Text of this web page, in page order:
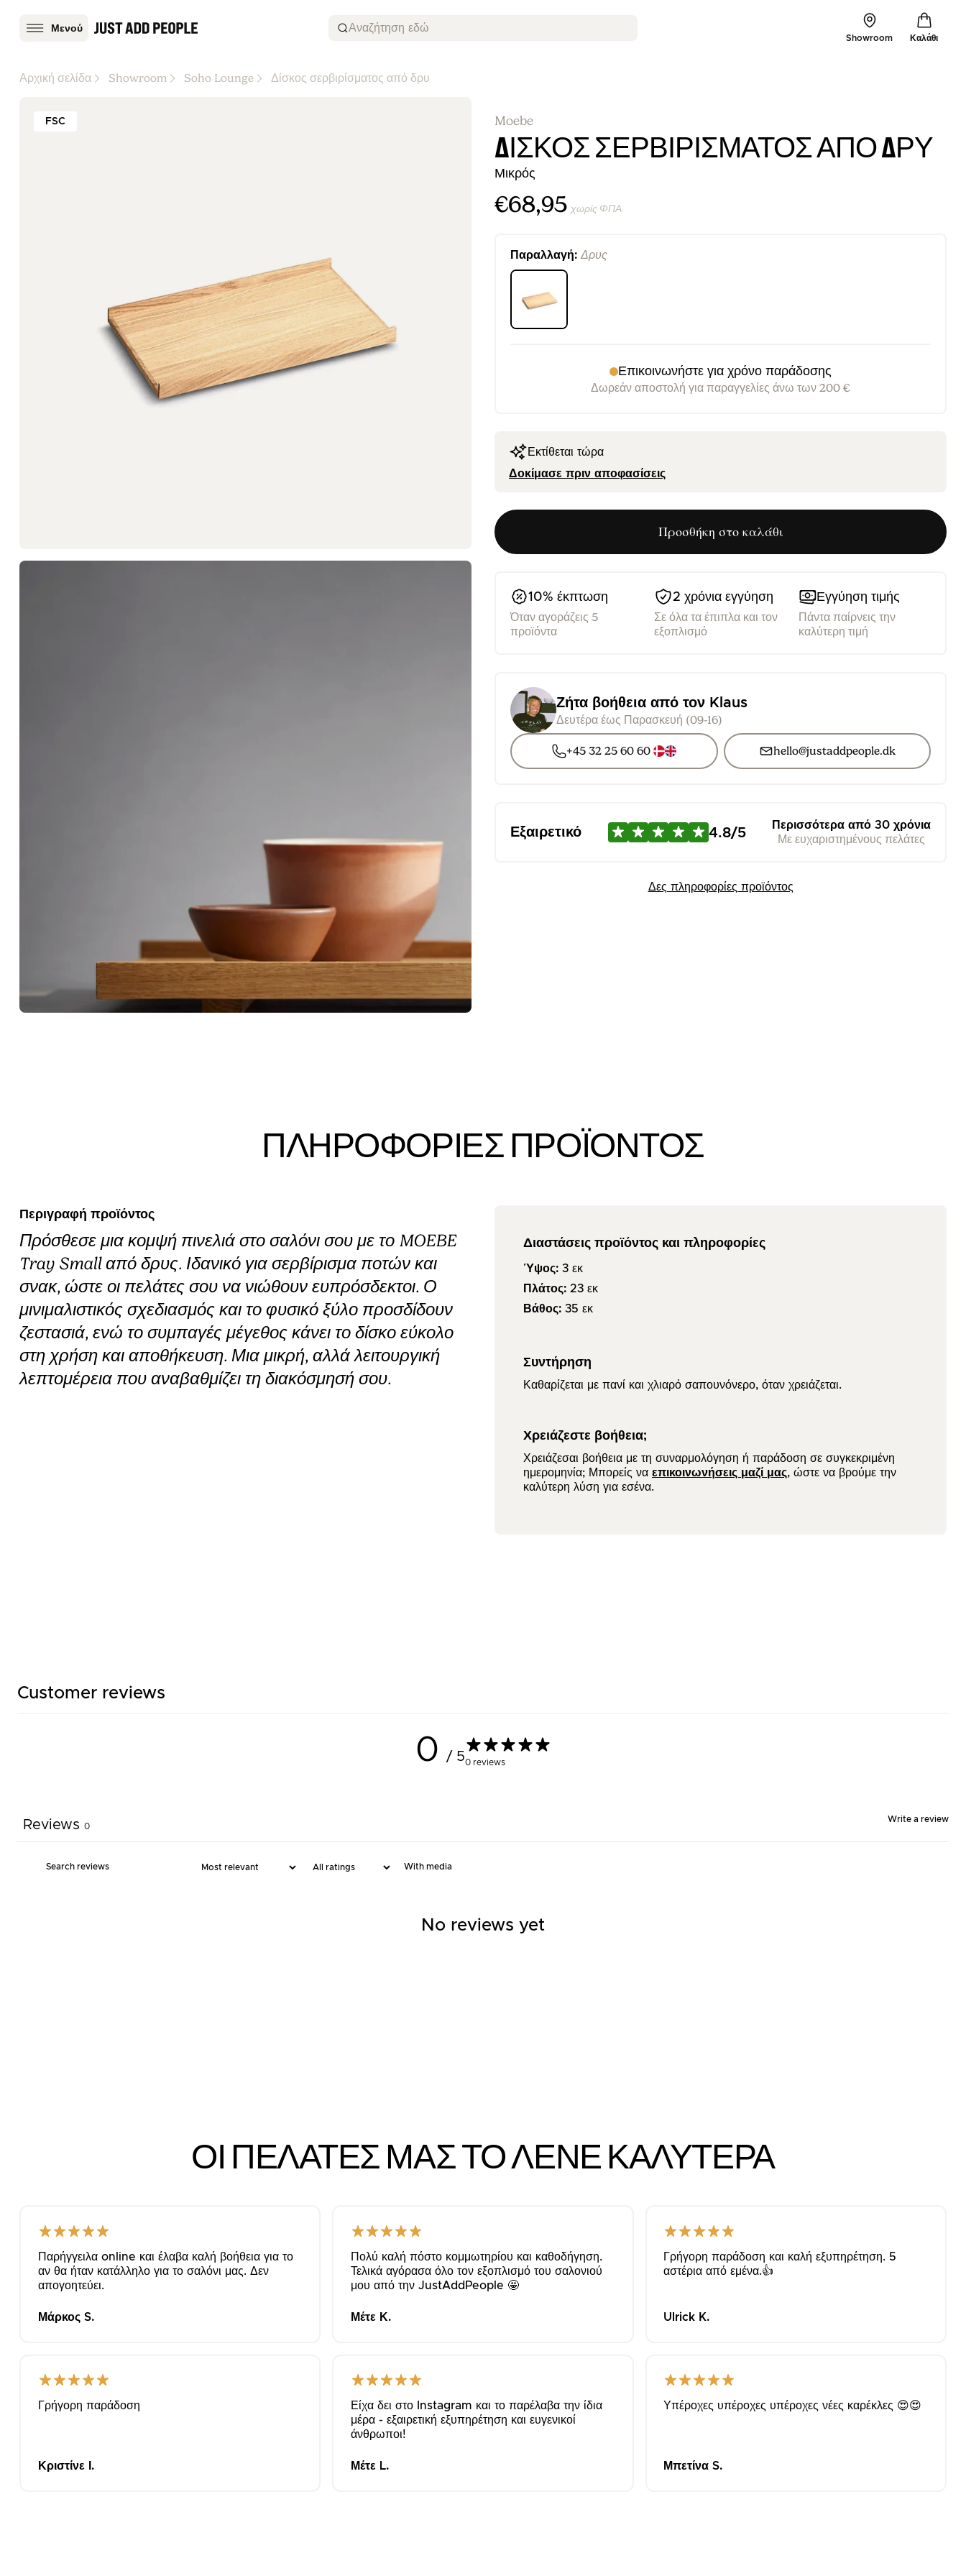
Μενού Αναζήτηση εδώ
Showroom Καλάθι
Αρχική σελίδα Showroom Soho Lounge Δίσκος σερβιρίσματος από δρυ
FSC Moebe
ΔΊΣΚΟΣ ΣΕΡΒΙΡΊΣΜΑΤΟΣ ΑΠΌ ΔΡΥ
Μικρός
€68,95 χωρίς ΦΠΑ
Παραλλαγή: Δρυς
Επικοινωνήστε για χρόνο παράδοσης
Δωρεάν αποστολή για παραγγελίες άνω των 200 €
Εκτίθεται τώρα
Δοκίμασε πριν αποφασίσεις
Προσθήκη στο καλάθι
10% έκπτωση
Όταν αγοράζεις 5
προϊόντα
2 χρόνια εγγύηση
Σε όλα τα έπιπλα και τον
εξοπλισμό
Εγγύηση τιμής
Πάντα παίρνεις την
καλύτερη τιμή
Ζήτα βοήθεια από τον Klaus
Δευτέρα έως Παρασκευή (09-16)
+45 32 25 60 60 hello@justaddpeople.dk
Εξαιρετικό 4.8/5
Περισσότερα από 30 χρόνια
Με ευχαριστημένους πελάτες
Δες πληροφορίες προϊόντος
ΠΛΗΡΟΦΟΡΊΕΣ ΠΡΟΪΌΝΤΟΣ
Περιγραφή προϊόντος
Πρόσθεσε μια κομψή πινελιά στο σαλόνι σου με το MOEBE
Tray Small από δρυς. Ιδανικό για σερβίρισμα ποτών και
σνακ, ώστε οι πελάτες σου να νιώθουν ευπρόσδεκτοι. Ο
μινιμαλιστικός σχεδιασμός και το φυσικό ξύλο προσδίδουν
ζεστασιά, ενώ το συμπαγές μέγεθος κάνει το δίσκο εύκολο
στη χρήση και αποθήκευση. Μια μικρή, αλλά λειτουργική
λεπτομέρεια που αναβαθμίζει τη διακόσμησή σου.
Διαστάσεις προϊόντος και πληροφορίες
Ύψος: 3 εκ
Πλάτος: 23 εκ
Βάθος: 35 εκ
Συντήρηση
Καθαρίζεται με πανί και χλιαρό σαπουνόνερο, όταν χρειάζεται.
Χρειάζεστε βοήθεια;
Χρειάζεσαι βοήθεια με τη συναρμολόγηση ή παράδοση σε συγκεκριμένη
ημερομηνία; Μπορείς να επικοινωνήσεις μαζί μας, ώστε να βρούμε την
καλύτερη λύση για εσένα.
Customer reviews
0 / 50 reviews
Write a review
Reviews 0
With media
No reviews yet
ΟΙ ΠΕΛΆΤΕΣ ΜΑΣ ΤΟ ΛΈΝΕ ΚΑΛΎΤΕΡΑ
Παρήγγειλα online και έλαβα καλή βοήθεια για το
αν θα ήταν κατάλληλο για το σαλόνι μας. Δεν
απογοητεύει.
Μάρκος S.
Πολύ καλή πόστο κομμωτηρίου και καθοδήγηση.
Τελικά αγόρασα όλο τον εξοπλισμό του σαλονιού
μου από την JustAddPeople 🤩
Μέτε Κ.
Γρήγορη παράδοση και καλή εξυπηρέτηση. 5
αστέρια από εμένα.👍
Ulrick K.
Γρήγορη παράδοση
Κριστίνε Ι.
Είχα δει στο Instagram και το παρέλαβα την ίδια
μέρα - εξαιρετική εξυπηρέτηση και ευγενικοί
άνθρωποι!
Μέτε L.
Υπέροχες υπέροχες υπέροχες νέες καρέκλες 😍😍
Μπετίνα S.